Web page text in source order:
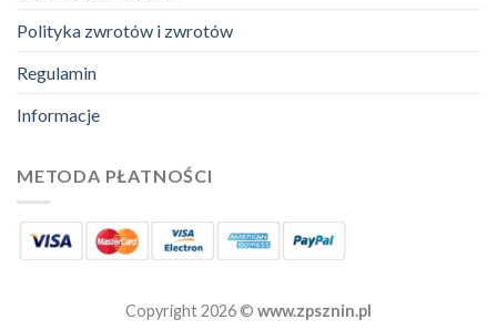
Polityka zwrotów i zwrotów
Regulamin
Informacje
METODA PŁATNOŚCI
Copyright 2026 © www.zpsznin.pl